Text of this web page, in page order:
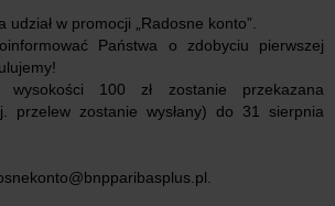
udział w promocji „Radosne konto”.
Państwa o zdobyciu pierwszej
wysokości 100 zł zostanie przekazana
przelew zostanie wysłany) do 31 sierpnia